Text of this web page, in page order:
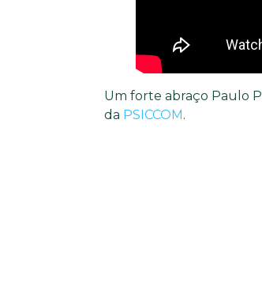
Um forte abraço Paulo
da PSICCOM.